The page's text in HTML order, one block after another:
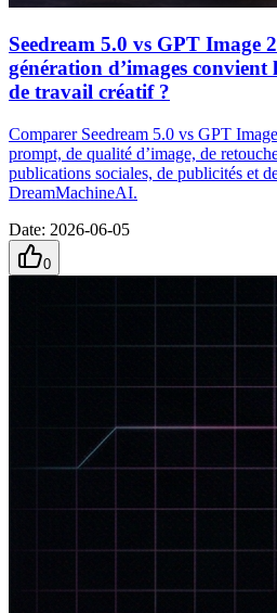
Seedream 5.0 vs GPT Image
génération d’images
de travail créatif ?
Comparer Seedream 5.0 vs GPT
prompt, de qualité d’image, de
publications sociales, de publicités et
DreamMachineAI.
Date: 2026-06-05
0